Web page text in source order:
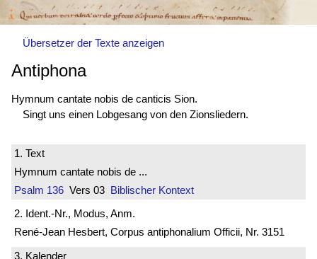
Übersetzer der Texte anzeigen
Antiphona
Hymnum cantate nobis de canticis Sion.
Singt uns einen Lobgesang von den Zionsliedern.
1. Text
Hymnum cantate nobis de ...
Psalm 136 Vers 03 Biblischer Kontext
2. Ident.-Nr., Modus, Anm.
René-Jean Hesbert, Corpus antiphonalium Officii, Nr. 3151
3. Kalender